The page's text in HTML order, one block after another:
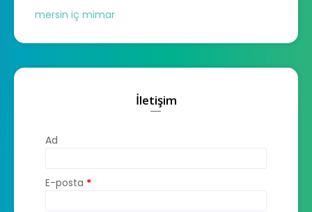
mersin iç mimar
İletişim
Ad
E-posta *